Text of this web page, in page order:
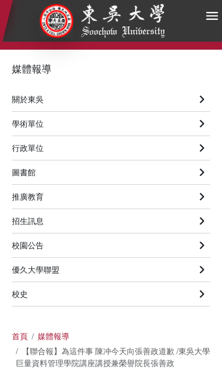
:::
媒體報導
關於東吳
學術單位
行政單位
圖書館
推廣教育
招生訊息
校園公告
優久大學聯盟
校史
首頁
媒體報導
【聯合報】為這件事 陳冲今天向張善政道歉 /東吳大學
巨量資料管理學院講座講授兼榮譽院長張善政